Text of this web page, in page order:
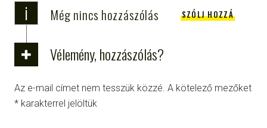
i Még nincs hozzászólás SZÓLJ HOZZÁ
Vélemény, hozzászólás?
Az e-mail címet nem tesszük közzé. A kötelező mezőket
* karakterrel jelöltük